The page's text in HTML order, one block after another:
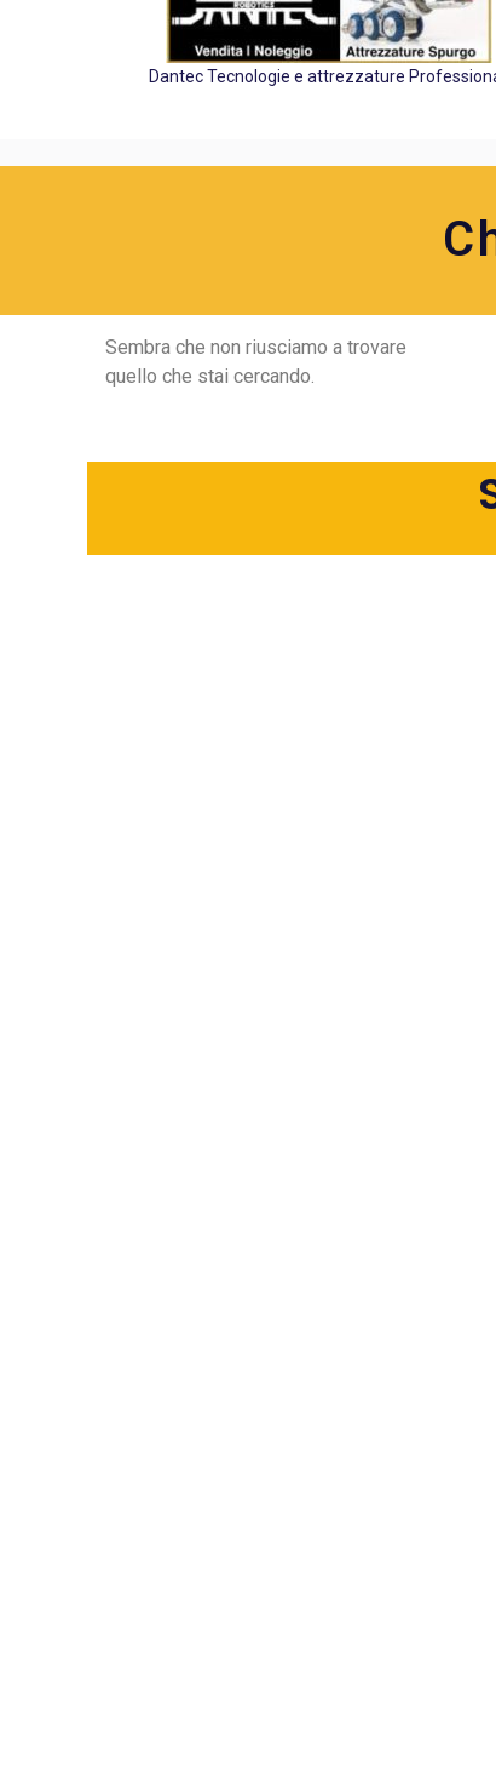
Dantec Tecnologie e attrezzature
Sembra che non riusciamo a trovare
quello che stai cercando.